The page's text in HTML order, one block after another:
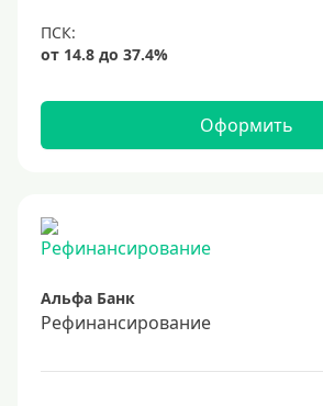
Оформить
Альфа Банк
Рефинансирование